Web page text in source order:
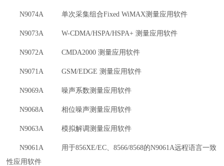
N9074A 单次采集组合Fixed WiMAX测量应用软件
N9073A W-CDMA/HSPA/HSPA+ 测量应用软件
N9072A CMDA2000 测量应用软件
N9071A GSM/EDGE 测量应用软件
N9069A 噪声系数测量应用软件
N9068A 相位噪声测量应用软件
N9063A 模拟解调测量应用软件
N9061A 用于856XE/EC、8566/8568的N9061A远程语言一致
性应用软件